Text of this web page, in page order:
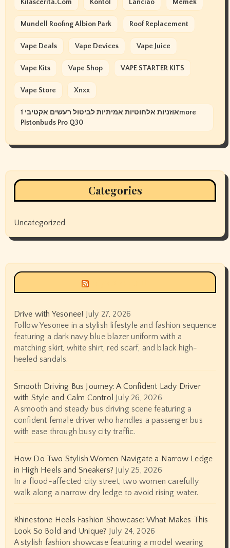
Kilascerita.com Kontol Lanciao Memek
Mundell Roofing Albion Park Roof Replacement
Vape Deals Vape Devices Vape Juice
Vape Kits Vape Shop VAPE STARTER KITS
Vape Store Xnxx
אוזניות אלחוטיות אמיתיות לביטול רעשים אקטיבי 1more
Pistonbuds Pro Q30
Categories
Uncategorized
Drive with Yesonee! July 27, 2026
Follow Yesonee in a stylish lifestyle and fashion sequence
featuring a dark navy blue blazer uniform with a
matching skirt, white shirt, red scarf, and black high-
heeled sandals.
Smooth Driving Bus Journey: A Confident Lady Driver
with Style and Calm Control July 26, 2026
A smooth and steady bus driving scene featuring a
confident female driver who handles a passenger bus
with ease through busy city traffic.
How Do Two Stylish Women Navigate a Narrow Ledge
in High Heels and Sneakers? July 25, 2026
In a flood-affected city street, two women carefully
walk along a narrow dry ledge to avoid rising water.
Rhinestone Heels Fashion Showcase: What Makes This
Look So Bold and Unique? July 24, 2026
A stylish fashion showcase featuring a model wearing